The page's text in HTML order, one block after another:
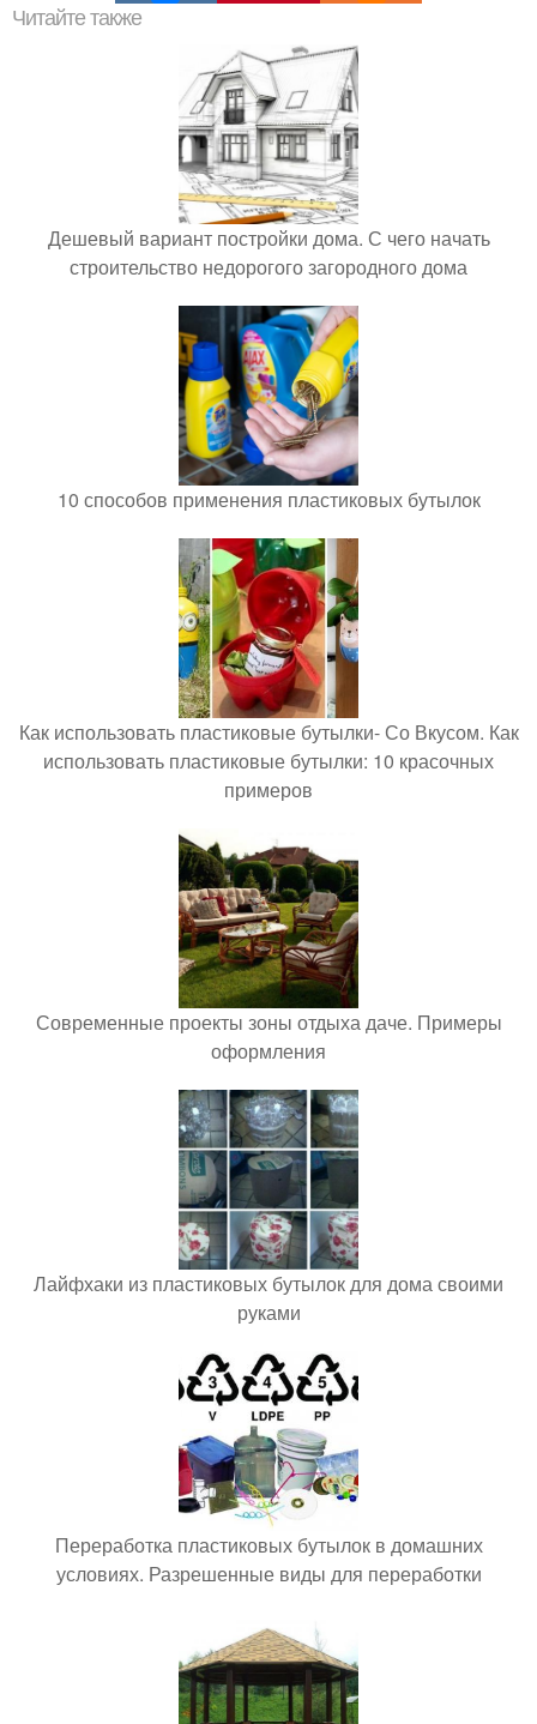
Читайте также
Дешевый вариант постройки дома. С чего начать
строительство недорогого загородного дома
10 способов применения пластиковых бутылок
Как использовать пластиковые бутылки- Со Вкусом. Как
использовать пластиковые бутылки: 10 красочных
примеров
Современные проекты зоны отдыха даче. Примеры
оформления
Лайфхаки из пластиковых бутылок для дома своими
руками
Переработка пластиковых бутылок в домашних
условиях. Разрешенные виды для переработки